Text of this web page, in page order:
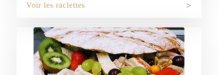
Voir les raclettes